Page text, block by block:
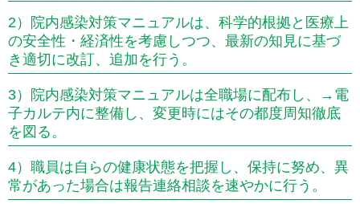
2）院内感染対策マニュアルは、科学的根拠と医療上
の安全性・経済性を考慮しつつ、最新の知見に基づ
き適切に改訂、追加を行う。
3）院内感染対策マニュアルは全職場に配布し、→電
子カルテ内に整備し、変更時にはその都度周知徹底
を図る。
4）職員は自らの健康状態を把握し、保持に努め、異
常があった場合は報告連絡相談を速やかに行う。